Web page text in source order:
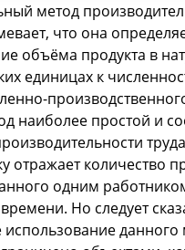
метод
что она
объёма продукта в
единицах к
наиболее простой и
отражает количество
одним
Но следует
использование данного